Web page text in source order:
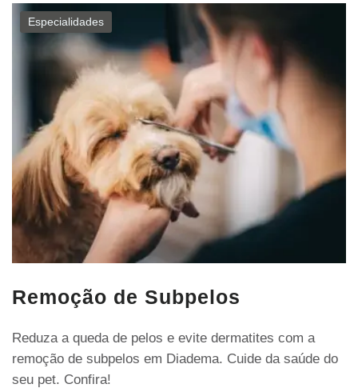
Especialidades
Remoção de Subpelos
Reduza a queda de pelos e evite dermatites com a
remoção de subpelos em Diadema. Cuide da saúde do
seu pet. Confira!